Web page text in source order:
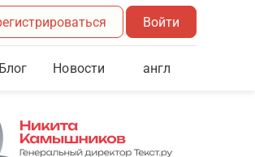
Войти
Блог Новости англ